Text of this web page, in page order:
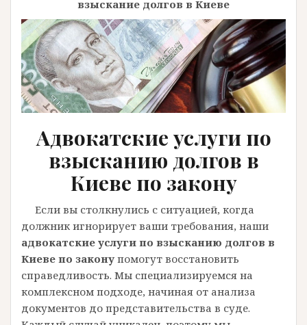
взыскание долгов в Киеве
Адвокатские услуги по
взысканию долгов в
Киеве по закону
Если вы столкнулись с ситуацией, когда
должник игнорирует ваши требования, наши
адвокатские услуги по взысканию долгов в
Киеве по закону помогут восстановить
справедливость. Мы специализируемся на
комплексном подходе, начиная от анализа
документов до представительства в суде.